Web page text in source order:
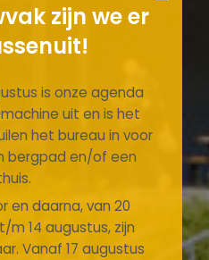
zijn we er
is onze agenda
uit en is het
het bureau in voor
bergpad en/of een
en daarna, van 20
m 14 augustus, zijn
Vanaf 17 augustus